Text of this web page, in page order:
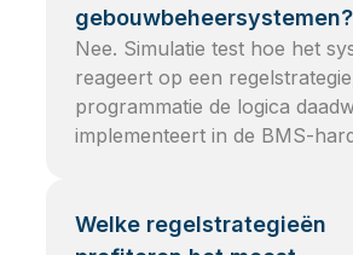
gebouwbeheersystemen?
Nee. Simulatie test hoe het
reageert op een
programmatie de logica
implementeert in de BMS-
Welke regelstrategieën